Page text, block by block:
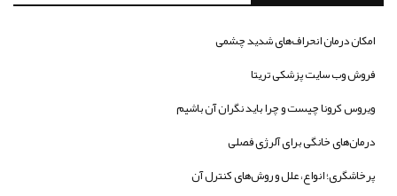
امکان درمان انحراف‌های شدید چشمی
فروش وب سایت پزشکی تریتا
ویروس کرونا چیست و چرا باید نگران آن باشیم
درمان‌های خانگی برای آلرژی فصلی
پرخاشگری؛ انواع، علل و روش‌های کنترل آن